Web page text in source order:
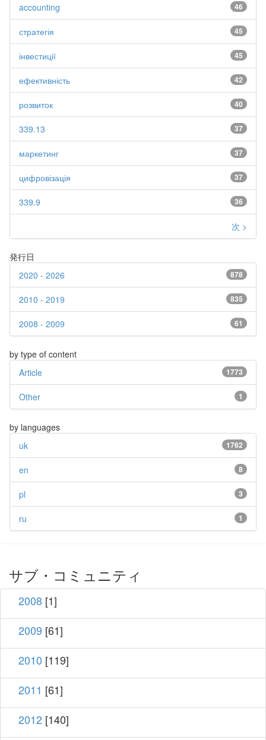
46
accounting
45
стратегія
45
інвестиції
42
ефективність
40
розвиток
37
339.13
37
маркетинг
37
цифровізація
36
339.9
次 >
発行日
878
2020 - 2026
835
2010 - 2019
61
2008 - 2009
by type of content
1773
Article
1
Other
by languages
1762
uk
8
en
3
pl
1
ru
サブ・コミュニティ
2008 [1]
2009 [61]
2010 [119]
2011 [61]
2012 [140]